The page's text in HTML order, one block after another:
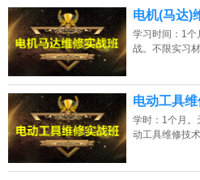
点击免费咨询电话：电机(马达)
学习时间：1个
战。不限实习
电动工具
学时：1个月。
动工具维修技